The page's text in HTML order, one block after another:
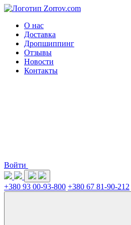
О нас
Доставка
Дропшиппинг
Отзывы
Новости
Контакты
Войти
+380 93 00-93-800 +380 67 81-90-212